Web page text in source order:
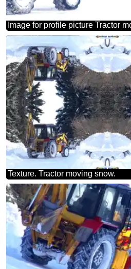
Image for profile picture Tractor
Texture. Tractor moving snow.